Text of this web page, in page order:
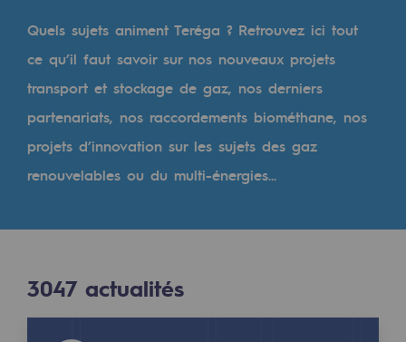
Accélérateur de la transition énergétique
Un réseau local et européen
Une organisation adaptative et ouverte
Une organisation adaptative et
Notre culture et nos valeurs
Une organisation certifiée
Quels sujets animent Teréga ? Retrouvez ici tout
ce qu’il faut savoir sur nos nouveaux projets
transport et stockage de gaz, nos derniers
partenariats, nos raccordements biométhane, nos
projets d’innovation sur les sujets des gaz
renouvelables ou du multi-énergies...
3047 actualités